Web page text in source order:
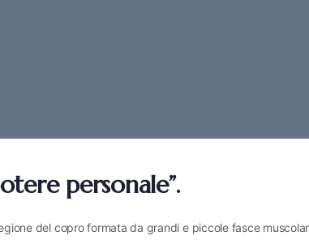
personale”.
del copro formata da grandi e piccole fasce